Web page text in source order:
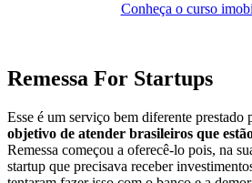
Conheça o curso
Remessa For Startups
Esse é um serviço bem diferente prestado
objetivo de atender brasileiros que
Remessa começou a oferecê-lo pois, na
startup que precisava receber